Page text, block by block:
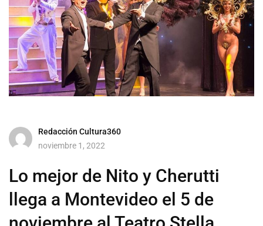
Redacción Cultura360
noviembre 1, 2022
Lo mejor de Nito y Cherutti
llega a Montevideo el 5 de